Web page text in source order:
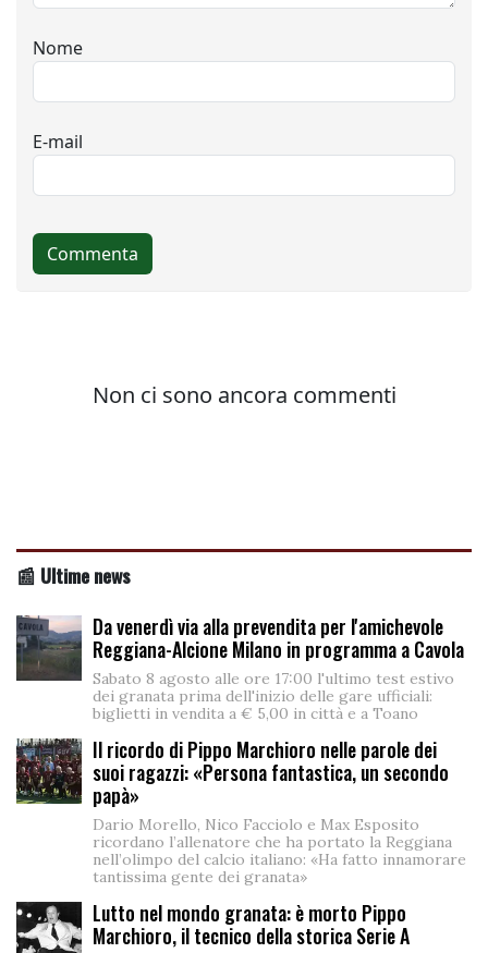
📰 Ultime news
Da venerdì via alla prevendita per l'amichevole
Reggiana-Alcione Milano in programma a Cavola
Sabato 8 agosto alle ore 17:00 l'ultimo test estivo
dei granata prima dell'inizio delle gare ufficiali:
biglietti in vendita a € 5,00 in città e a Toano
Il ricordo di Pippo Marchioro nelle parole dei
suoi ragazzi: «Persona fantastica, un secondo
papà»
Dario Morello, Nico Facciolo e Max Esposito
ricordano l’allenatore che ha portato la Reggiana
nell’olimpo del calcio italiano: «Ha fatto innamorare
tantissima gente dei granata»
Lutto nel mondo granata: è morto Pippo
Marchioro, il tecnico della storica Serie A